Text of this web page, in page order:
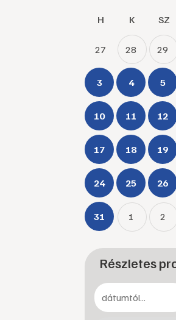
H K SZ
27 28 29
3 4 5
10 11 12
17 18 19
24 25 26
31 1 2
Részletes